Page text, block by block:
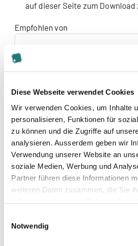
Diese Webseite verwendet Cookies
Wir verwenden Cookies, um Inhalte
personalisieren, Funktionen für
zu können und die Zugriffe auf
analysieren. Ausserdem geben wir
Verwendung unserer Website an
soziale Medien, Werbung und
Partner führen diese Informationen
weiteren Daten zusammen, die Sie
Notwendig
auf dieser Seite zum Download
Empfohlen von
Bemerkung
Beilagen für Zulassung
Beilagen (Basis für die
Porträtfoto